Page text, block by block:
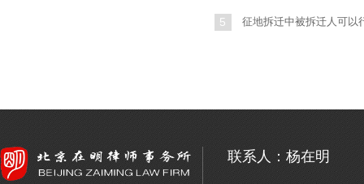
5 征地拆迁中被拆迁人可以
联系人：杨在明